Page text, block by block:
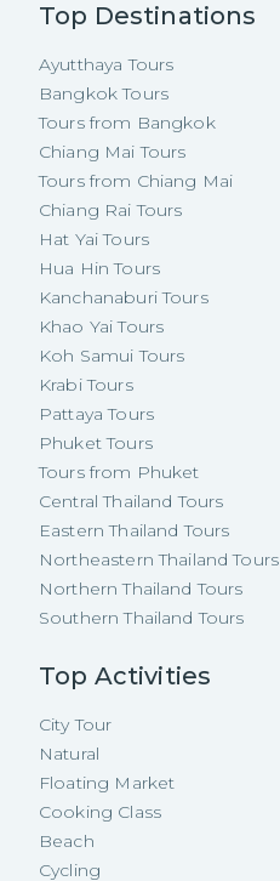
Top Destinations
Ayutthaya Tours
Bangkok Tours
Tours from Bangkok
Chiang Mai Tours
Tours from Chiang Mai
Chiang Rai Tours
Hat Yai Tours
Hua Hin Tours
Kanchanaburi Tours
Khao Yai Tours
Koh Samui Tours
Krabi Tours
Pattaya Tours
Phuket Tours
Tours from Phuket
Central Thailand Tours
Eastern Thailand Tours
Northeastern Thailand Tours
Northern Thailand Tours
Southern Thailand Tours
Top Activities
City Tour
Natural
Floating Market
Cooking Class
Beach
Cycling